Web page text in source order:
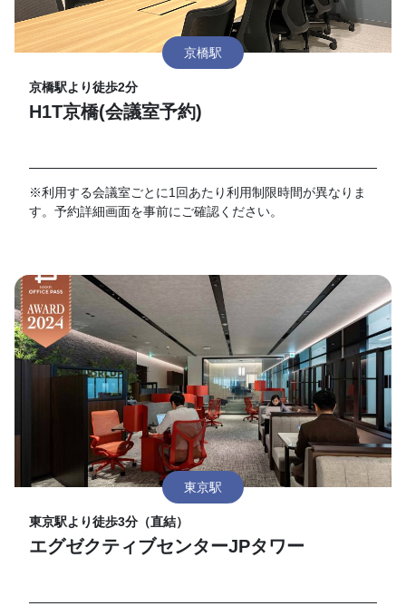
京橋駅
京橋駅より徒歩2分
H1T京橋(会議室予約)
※利用する会議室ごとに1回あたり利用制限時間が異なりま
す。予約詳細画面を事前にご確認ください。
東京駅
東京駅より徒歩3分（直結）
エグゼクティブセンターJPタワー